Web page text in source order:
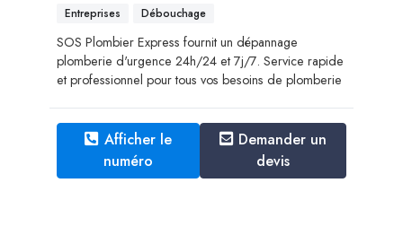
Entreprises Débouchage
SOS Plombier Express fournit un dépannage
plomberie d'urgence 24h/24 et 7j/7. Service rapide
et professionnel pour tous vos besoins de plomberie
Afficher le
numéro
Demander un
devis